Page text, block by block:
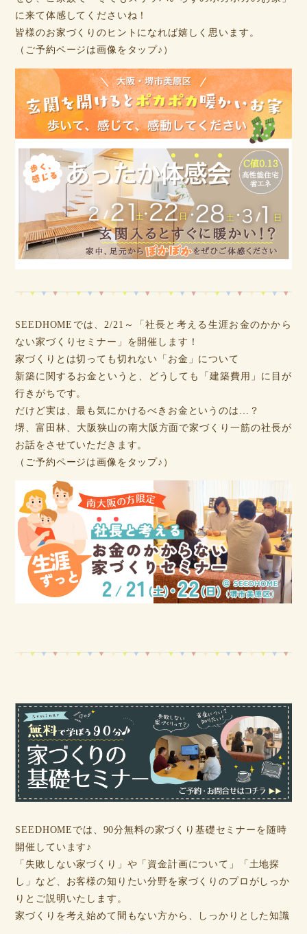
に来て体感してくださいね！
皆様のお家づくりのヒントになれば嬉しく思います。
（ご予約ページは画像をタップ♪）
SEEDHOMEでは、2/21～「社長と考える生涯お金のかから
ない家づくりセミナー」を開催します！
家づくりとは切っても切れない「お金」について
新築に関するお金というと、どうしても「建築費用」に目が
行きがちです。
だけど実は、最も気にかけるべきお金というのは…？
堺、富田林、大阪狭山の南大阪方面で家づくり一筋の社長が
お話をさせていただきます。
（ご予約ページは画像をタップ♪）
SEEDHOMEでは、90分無料の家づくり基礎セミナーを随時
開催しています♪
「失敗しない家づくり」や「資金計画について」「土地探
し」など、お客様の知りたい分野を家づくりのプロがしっか
りとご説明いたします。
家づくりを考え始めて間もない方から、しっかりとした知識